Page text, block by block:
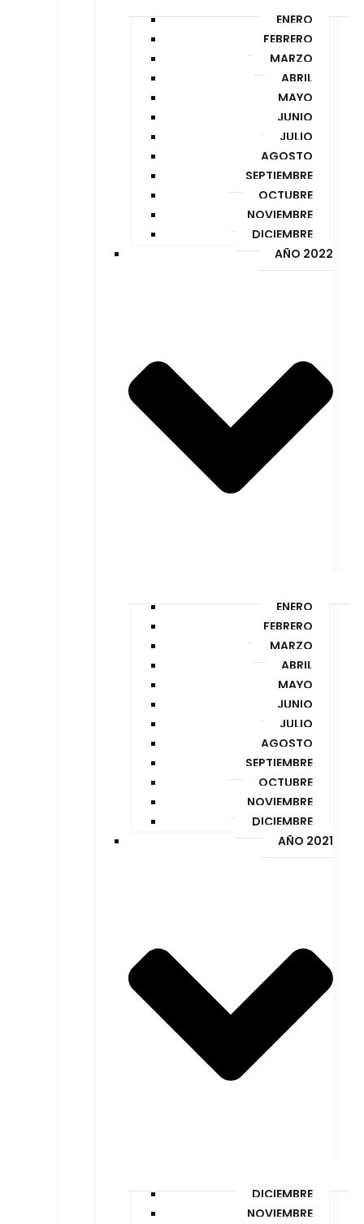
ENERO
FEBRERO
MARZO
ABRIL
MAYO
JUNIO
JULIO
AGOSTO
SEPTIEMBRE
OCTUBRE
NOVIEMBRE
DICIEMBRE
AÑO 2022
ENERO
FEBRERO
MARZO
ABRIL
MAYO
JUNIO
JULIO
AGOSTO
SEPTIEMBRE
OCTUBRE
NOVIEMBRE
DICIEMBRE
AÑO 2021
DICIEMBRE
NOVIEMBRE